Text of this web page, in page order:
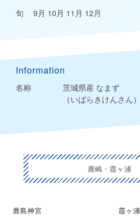
旬 9月 10月 11月 12月
Information
名称
茨城県産 なまず
（いばらきけんさん）
鹿嶋・霞ヶ浦
鹿島神宮 霞ヶ浦